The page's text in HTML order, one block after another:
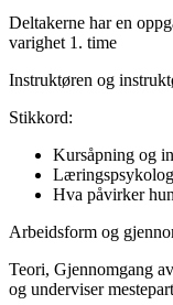
Deltakerne har en
varighet 1. time
Instruktøren og
Stikkord:
Kursåpning og
Hva påvirker
Arbeidsform og
Teori, Gjennomgang
og underviser